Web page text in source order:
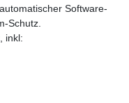
Software-
Schutz.
inkl: